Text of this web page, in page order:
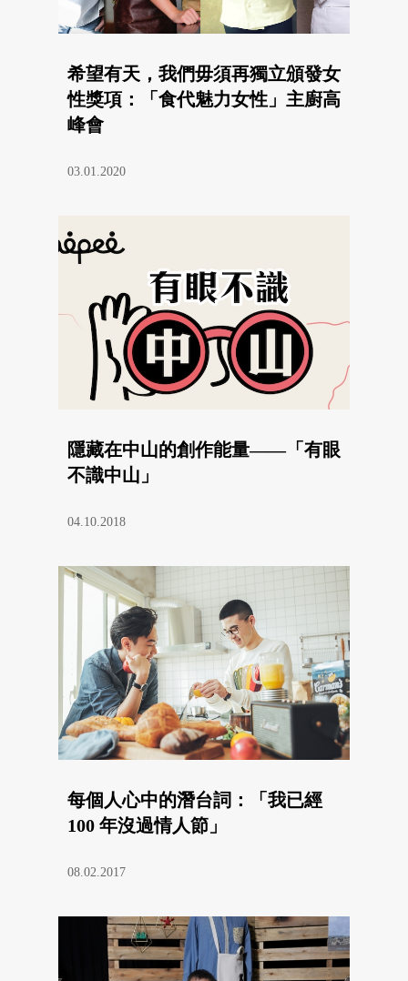
希望有天，我們毋須再獨立頒發女
性獎項：「食代魅力女性」主廚高
峰會
03.01.2020
隱藏在中山的創作能量——「有眼
不識中山」
04.10.2018
每個人心中的潛台詞：「我已經
100 年沒過情人節」
08.02.2017